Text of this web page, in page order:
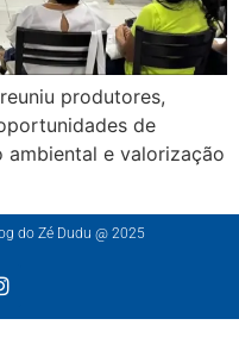
produtores,
de
ambiental e valorização
do Zé Dudu @ 2025